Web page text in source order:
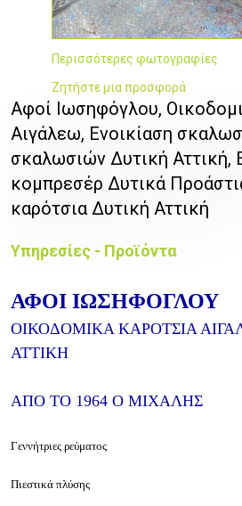
Περισσότερες φωτογραφίες
Ζητήστε μια προσφορά
Αφοί Ιωσηφόγλου,
Αιγάλεω, Ενοικίαση
σκαλωσιών Δυτική Αττική,
κομπρεσέρ Δυτικά
καρότσια Δυτική Αττική
Υπηρεσίες - Προϊόντα
ΑΦΟΙ ΙΩΣΗΦΟΓΛΟΥ
ΟΙΚΟΔΟΜΙΚΑ ΚΑΡΟΤΣΙΑ
ΑΤΤΙΚΗ
ΑΠΟ ΤΟ 1964 Ο ΜΙΧΑΛΗΣ
Γεννήτριες ρεύματος
Πιεστικά πλύσης